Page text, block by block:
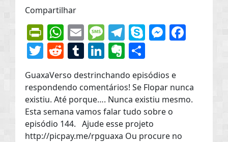
Compartilhar
PrintFriendly
WhatsApp
EmailMessage
Telegram
Skype
Twitter
Reddit
Tumblr
LinkedIn
Evernote
GuaxaVerso destrinchando episódios e
respondendo comentários! Se Flopar nunca
existiu. Até porque…. Nunca existiu mesmo.
Esta semana vamos falar tudo sobre o
episódio 144. Ajude esse projeto
http://picpay.me/rpguaxa Ou procure no